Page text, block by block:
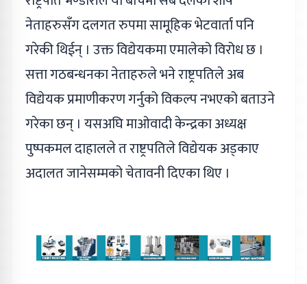
नेताहरुसँग दलगत रुपमा सामूहिक भेटवार्ता पनि
गरेकी थिईन् । उक्त विद्येयकमा एमालेको विरोध छ ।
सत्ता गठबन्धनका नेताहरुले भने राष्ट्रपतिले अब
विद्येयक प्रमाणीकरण गर्नुको विकल्प नभएको बताउने
गरेका छन् । यसअघि माओवादी केन्द्रका अध्यक्ष
पुष्पकमल दाहालले त राष्ट्रपतिले विद्येयक अड्काए
अदालत जानेसम्मको चेतावनी दिएका थिए ।